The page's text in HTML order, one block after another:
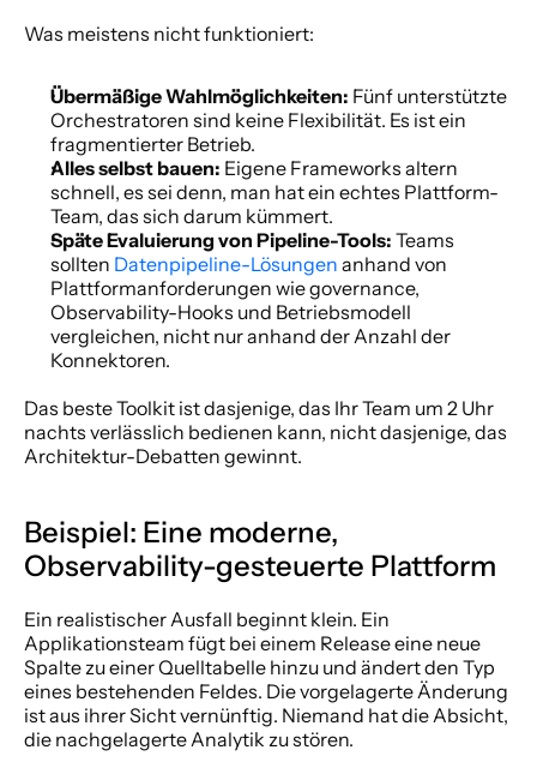
Was meistens nicht funktioniert:
Übermäßige Wahlmöglichkeiten: Fünf unterstützte
Orchestratoren sind keine Flexibilität. Es ist ein
fragmentierter Betrieb.
Alles selbst bauen: Eigene Frameworks altern
schnell, es sei denn, man hat ein echtes Plattform-
Team, das sich darum kümmert.
Späte Evaluierung von Pipeline-Tools: Teams
sollten Datenpipeline-Lösungen anhand von
Plattformanforderungen wie governance,
Observability-Hooks und Betriebsmodell
vergleichen, nicht nur anhand der Anzahl der
Konnektoren.
Das beste Toolkit ist dasjenige, das Ihr Team um 2 Uhr
nachts verlässlich bedienen kann, nicht dasjenige, das
Architektur-Debatten gewinnt.
Beispiel: Eine moderne,
Observability-gesteuerte Plattform
Ein realistischer Ausfall beginnt klein. Ein
Applikationsteam fügt bei einem Release eine neue
Spalte zu einer Quelltabelle hinzu und ändert den Typ
eines bestehenden Feldes. Die vorgelagerte Änderung
ist aus ihrer Sicht vernünftig. Niemand hat die Absicht,
die nachgelagerte Analytik zu stören.